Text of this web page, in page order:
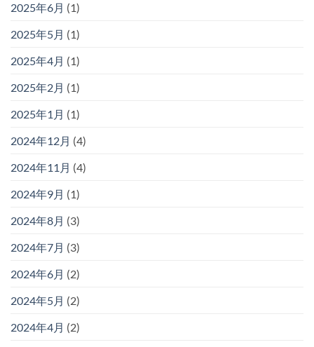
2025年6月 (1)
2025年5月 (1)
2025年4月 (1)
2025年2月 (1)
2025年1月 (1)
2024年12月 (4)
2024年11月 (4)
2024年9月 (1)
2024年8月 (3)
2024年7月 (3)
2024年6月 (2)
2024年5月 (2)
2024年4月 (2)